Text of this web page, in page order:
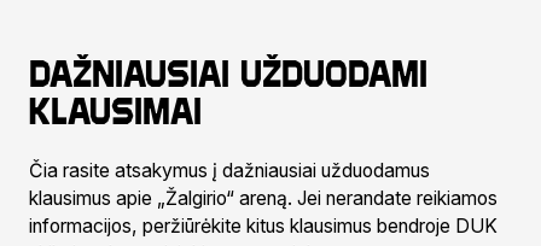
Dažniausiai užduodami
klausimai
Čia rasite atsakymus į dažniausiai užduodamus
klausimus apie „Žalgirio“ areną. Jei nerandate reikiamos
informacijos, peržiūrėkite kitus klausimus bendroje DUK